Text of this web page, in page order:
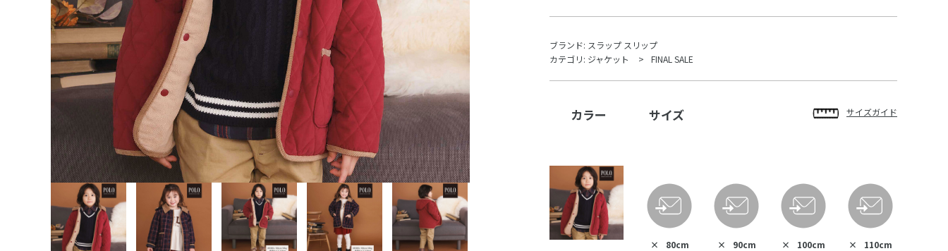
ブランド: スラップ スリップ
カテゴリ: ジャケット FINAL SALE
カラー サイズ サイズガイド
× 80cm × 90cm × 100cm × 110cm